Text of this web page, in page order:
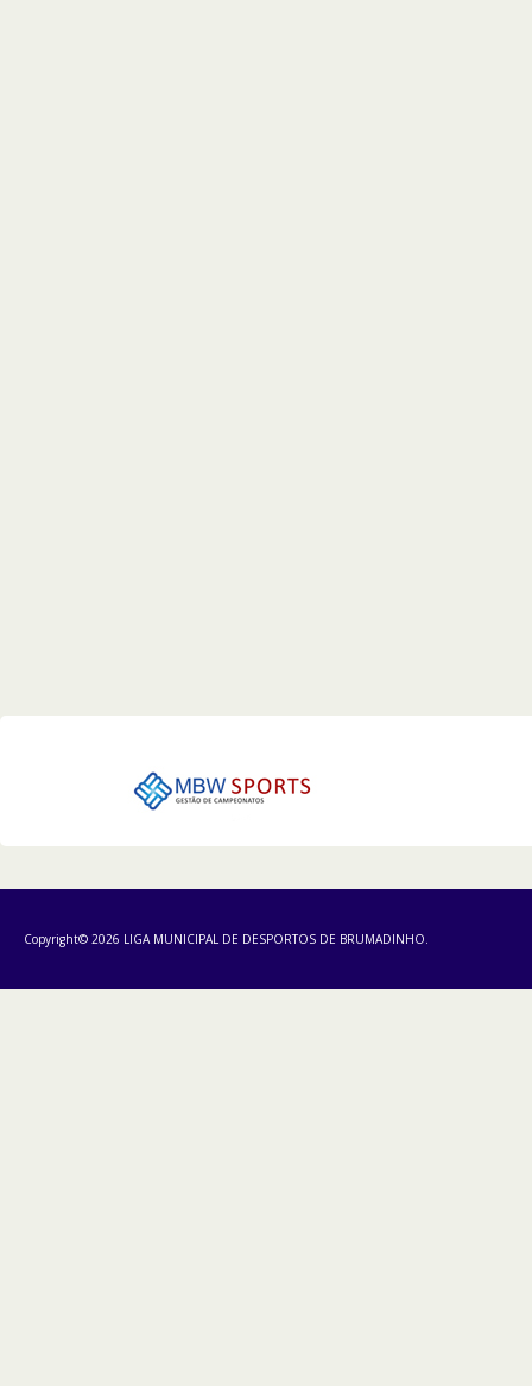
Copyright© 2026 LIGA MUNICIPAL DE DESPORTOS DE BRUMADINHO.